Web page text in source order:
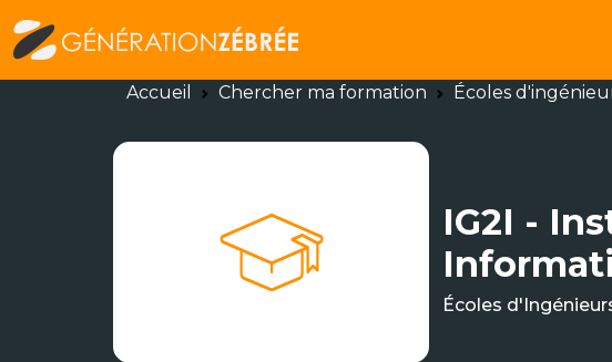
Accueil Chercher ma formation Écoles
IG2I -
Écoles